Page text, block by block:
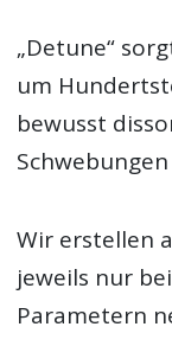
„Detune“
um
bewusst
Wir erstellen
jeweils nur
Parametern